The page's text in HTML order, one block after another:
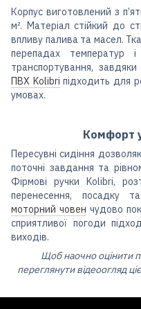
Корпус виготовлений з
м². Матеріал стійкий до
впливу палива та масел.
перепадах температур
транспортування,
ПВХ Kolibri підходить для
умовах.
Комфорт
Пересувні сидіння
поточні завдання та
Фірмові ручки Kolibri,
перенесення, посадку
моторний човен чудово
сприятливої погоди
виходів.
Щоб наочно оцінити
переглянути відеоогляд